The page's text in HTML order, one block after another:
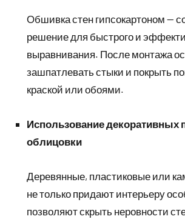
Обшивка стен гипсокартоном —
решение для быстрого и
выравнивания. После монтажа
зашпатлевать стыки и покрыть
краской или обоями.
Использование декоративных
облицовки
Деревянные, пластиковые или
не только придают интерьеру
позволяют скрыть неровности